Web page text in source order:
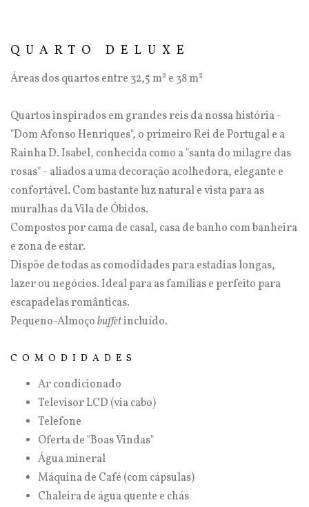
QUARTO DELUXE
Áreas dos quartos entre 32,5 m² e 38 m²
Quartos inspirados em grandes reis da nossa história -
"Dom Afonso Henriques", o primeiro Rei de Portugal e a
Rainha D. Isabel, conhecida como a "santa do milagre das
rosas" - aliados a uma decoração acolhedora, elegante e
confortável. Com bastante luz natural e vista para as
muralhas da Vila de Óbidos.
Compostos por cama de casal, casa de banho com banheira
e zona de estar.
Dispõe de todas as comodidades para estadias longas,
lazer ou negócios. Ideal para as famílias e perfeito para
escapadelas românticas.
Pequeno-Almoçobuffetincluído.
COMODIDADES
Ar condicionado
Televisor LCD (via cabo)
Telefone
Oferta de "Boas Vindas"
Água mineral
Máquina de Café (com cápsulas)
Chaleira de água quente e chás